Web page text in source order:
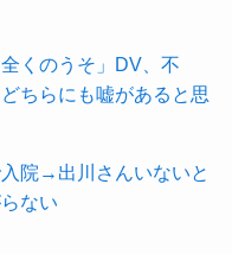
くのうそ」DV、不
ちらにも嘘があると思
院→出川さんいないと
ない